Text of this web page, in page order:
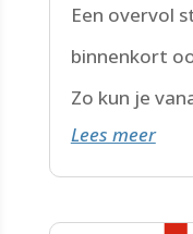
Een overvol
binnenkort
Zo kun je
krijgen met
Lees meer